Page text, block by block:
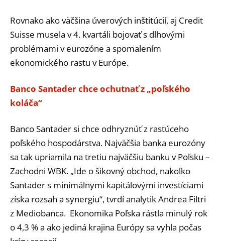
Rovnako ako väčšina úverových inštitúcií, aj Credit
Suisse musela v 4. kvartáli bojovať s dlhovými
problémami v eurozóne a spomalením
ekonomického rastu v Európe.
Banco Santader chce ochutnať z „poľského
koláča“
Banco Santader si chce odhryznúť z rastúceho
poľského hospodárstva. Najväčšia banka eurozóny
sa tak upriamila na tretiu najväčšiu banku v Poľsku –
Zachodni WBK. „Ide o šikovný obchod, nakoľko
Santader s minimálnymi kapitálovými investíciami
získa rozsah a synergiu“, tvrdí analytik Andrea Filtri
z Mediobanca. Ekonomika Poľska rástla minulý rok
o 4,3 % a ako jediná krajina Európy sa vyhla počas